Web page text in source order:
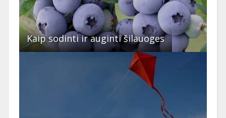
Kaip sodinti ir auginti šilauoges